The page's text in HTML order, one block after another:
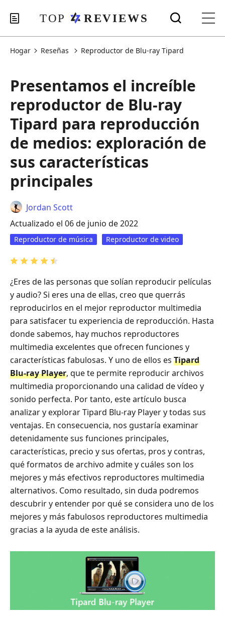
Hogar Reseñas Reproductor de Blu-ray Tipard
Presentamos el increíble
reproductor de Blu-ray
Tipard para reproducción
de medios: exploración de
sus características
principales
Jordan Scott
Actualizado el 06 de junio de 2022
Reproductor de música Reproductor de video
¿Eres de las personas que solían reproducir películas
y audio? Si eres una de ellas, creo que querrás
reproducirlos en el mejor reproductor multimedia
para satisfacer tu experiencia de reproducción. Hasta
donde sabemos, hay muchos reproductores
multimedia excelentes que ofrecen funciones y
características fabulosas. Y uno de ellos es Tipard
Blu-ray Player, que te permite reproducir archivos
multimedia proporcionando una calidad de vídeo y
sonido perfecta. Por tanto, este artículo busca
analizar y explorar Tipard Blu-ray Player y todas sus
ventajas. En consecuencia, nos gustaría examinar
detenidamente sus funciones principales,
características, precio y sus ofertas, pros y contras,
qué formatos de archivo admite y cuáles son los
mejores y más efectivos reproductores multimedia
alternativos. Como resultado, sin duda podremos
descubrir y entender por qué se considera uno de los
mejores y más fabulosos reproductores multimedia
gracias a la ayuda de este análisis.